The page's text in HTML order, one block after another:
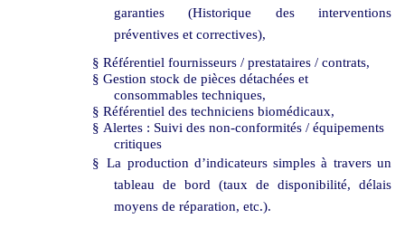
garanties (Historique des interventions
préventives et correctives),
§ Référentiel fournisseurs / prestataires / contrats,
§ Gestion stock de pièces détachées et
consommables techniques,
§ Référentiel des techniciens biomédicaux,
§ Alertes : Suivi des non-conformités / équipements
critiques
§ La production d’indicateurs simples à travers un
tableau de bord (taux de disponibilité, délais
moyens de réparation, etc.).